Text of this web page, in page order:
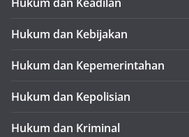
Hukum dan Kebijakan
Hukum dan Kepemerintahan
Hukum dan Kepolisian
Hukum dan Kriminal